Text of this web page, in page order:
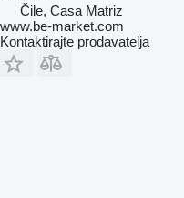
Čile, Casa Matriz
www.be-market.com
Kontaktirajte prodavatelja